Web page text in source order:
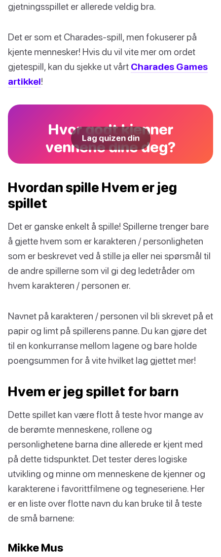
gjetningsspillet er allerede veldig bra.
Det er som et Charades-spill, men fokuserer på
kjente mennesker! Hvis du vil vite mer om ordet
gjetespill, kan du sjekke ut vårt Charades Games
artikkel!
Hvor godt kjenner
vennene dine deg?
Lag quizen din
Hvordan spille Hvem er jeg
spillet
Det er ganske enkelt å spille! Spillerne trenger bare
å gjette hvem som er karakteren / personligheten
som er beskrevet ved å stille ja eller nei spørsmål til
de andre spillerne som vil gi deg ledetråder om
hvem karakteren / personen er.
Navnet på karakteren / personen vil bli skrevet på et
papir og limt på spillerens panne. Du kan gjøre det
til en konkurranse mellom lagene og bare holde
poengsummen for å vite hvilket lag gjettet mer!
Hvem er jeg spillet for barn
Dette spillet kan være flott å teste hvor mange av
de berømte menneskene, rollene og
personlighetene barna dine allerede er kjent med
på dette tidspunktet. Det tester deres logiske
utvikling og minne om menneskene de kjenner og
karakterene i favorittfilmene og tegneseriene. Her
er en liste over flotte navn du kan bruke til å teste
de små barnene:
Mikke Mus